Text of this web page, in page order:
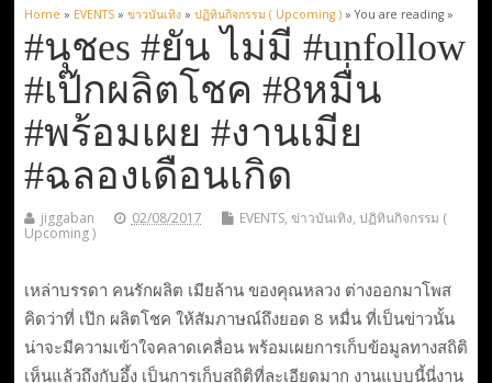
Home » EVENTS» ข่าวบันเทิง» ปฏิทินกิจกรรม ( Upcoming )» You are reading »
#นุชes #ยัน ไม่มี #unfollow
#เป๊กผลิตโชค #8หมื่น
#พร้อมเผย #งานเมีย
#ฉลองเดือนเกิด
jiggaban 02/08/2017 EVENTS, ข่าวบันเทิง, ปฏิทินกิจกรรม (
Upcoming )
เหล่าบรรดา คนรักผลิต เมียล้าน ของคุณหลวง ต่างออกมาโพส
คิดว่าที่ เป๊ก ผลิตโชค ให้สัมภาษณ์ถึงยอด 8 หมื่น ที่เป็นข่าวนั้น
น่าจะมีความเข้าใจคลาดเคลื่อน พร้อมเผยการเก็บข้อมูลทางสถิติ
เห็นแล้วถึงกับอึ้ง เป็นการเก็บสถิติที่ละเอียดมาก งานแบบนี้นี่งาน